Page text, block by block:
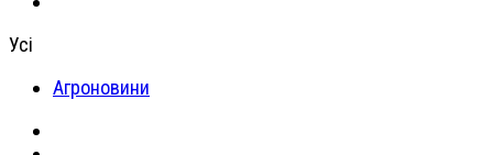
Усі
Агроновини